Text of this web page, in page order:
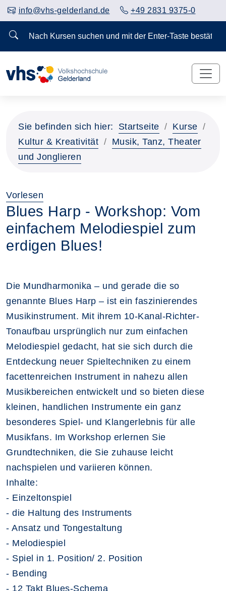
info@vhs-gelderland.de +49 2831 9375-0
Nach Kursen suchen und mit der Enter-Taste
Sie befinden sich hier: Startseite
Kurse
Kultur & Kreativität
Musik, Tanz, Theater
und Jonglieren
Vorlesen
Blues Harp - Workshop: Vom
einfachem Melodiespiel zum
erdigen Blues!
Die Mundharmonika – und gerade die so
genannte Blues Harp – ist ein faszinierendes
Musikinstrument. Mit ihrem 10-Kanal-Richter-
Tonaufbau ursprünglich nur zum einfachen
Melodiespiel gedacht, hat sie sich durch die
Entdeckung neuer Spieltechniken zu einem
facettenreichen Instrument in nahezu allen
Musikbereichen entwickelt und so bieten diese
kleinen, handlichen Instrumente ein ganz
besonderes Spiel- und Klangerlebnis für alle
Musikfans. Im Workshop erlernen Sie
Grundtechniken, die Sie zuhause leicht
nachspielen und variieren können.
Inhalte:
- Einzeltonspiel
- die Haltung des Instruments
- Ansatz und Tongestaltung
- Melodiespiel
- Spiel in 1. Position/ 2. Position
- Bending
- 12 Takt Blues-Schema